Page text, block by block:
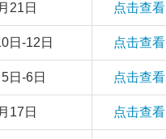
21日 点击查看
日-12日 点击查看
日-6日 点击查看
17日 点击查看